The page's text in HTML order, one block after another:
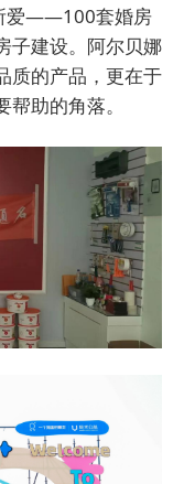
爱——100套婚房
子建设。阿尔贝娜
质的产品，更在于
助的角落。